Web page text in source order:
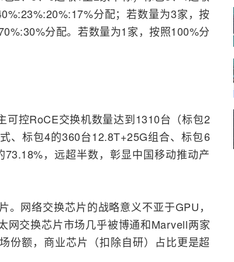
分配；若数量为3家，按
分配。若数量为1家，按照100%分
可控RoCE交换机数量达到1310台（标包2
、标包4的360台12.8T+25G组合、标包6
，远超半数，彰显中国移动推动产
网络交换芯片的战略意义不亚于GPU，
网交换芯片市场几乎被博通和Marvell两家
份额，商业芯片（扣除自研）占比更是超